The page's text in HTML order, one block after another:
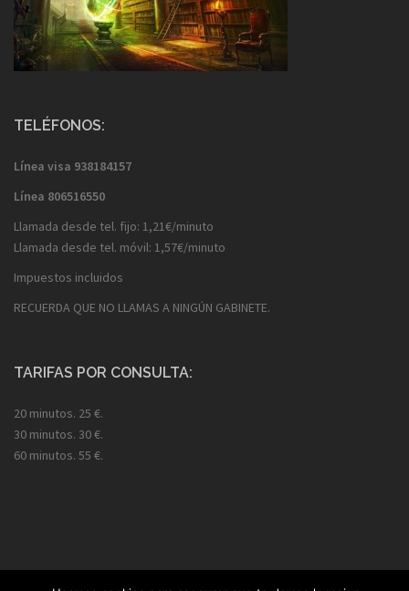
TELÉFONOS:
Línea visa 938184157
Línea 806516550
Llamada desde tel. fijo: 1,21€/minuto
Llamada desde tel. móvil: 1,57€/minuto
Impuestos incluidos
RECUERDA QUE NO LLAMAS A NINGÚN GABINETE.
TARIFAS POR CONSULTA:
20 minutos. 25 €.
30 minutos. 30 €.
60 minutos. 55 €.